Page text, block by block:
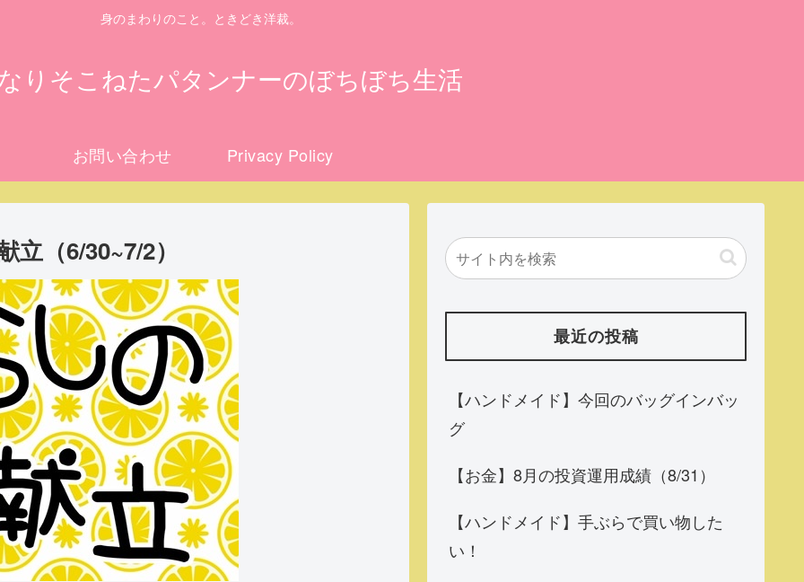
身のまわりのこと。ときどき洋裁。
りそこねたパタンナーのぼちぼち生活
お問い合わせ Privacy Policy
（6/30~7/2）
最近の投稿
【ハンドメイド】今回のバッグインバッ
グ
【お金】8月の投資運用成績（8/31）
【ハンドメイド】手ぶらで買い物した
い！